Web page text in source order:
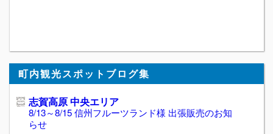
町内観光スポットブログ集
志賀高原 中央エリア
8/13～8/15 信州フルーツランド様 出張販売のお知
らせ